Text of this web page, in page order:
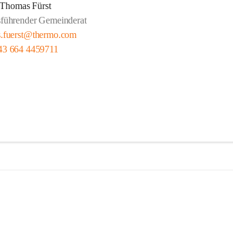
Thomas Fürst
Gemeinderat
664 4459711